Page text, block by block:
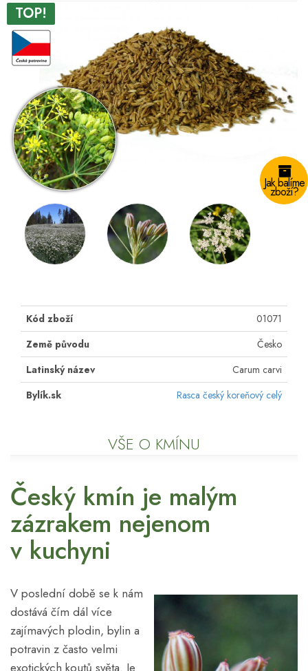
TOP!
Jak balíme
zboží?
Kód zboží
01071
Země původu
Česko
Latinský název
Carum carvi
Bylík.sk
Rasca český koreňový celý
VŠE O KMÍNU
Český kmín je malým
zázrakem nejenom
v kuchyni
V poslední době se k nám
dostává čím dál více
zajímavých plodin, bylin a
potravin z často velmi
exotických koutů světa. Je